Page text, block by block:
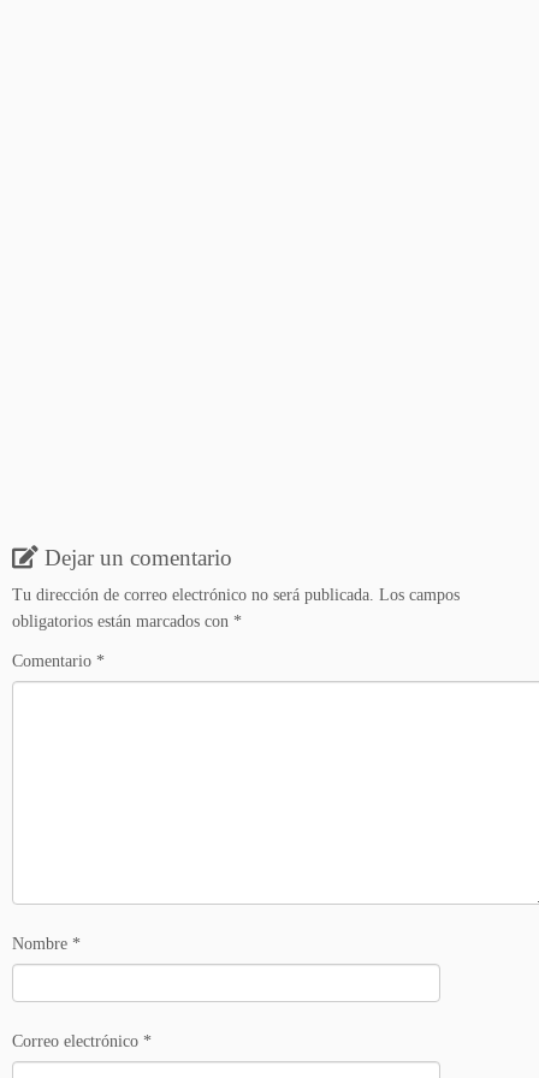
Dejar un comentario
Tu dirección de correo electrónico no será publicada. Los campos
obligatorios están marcados con *
Comentario *
Nombre *
Correo electrónico *